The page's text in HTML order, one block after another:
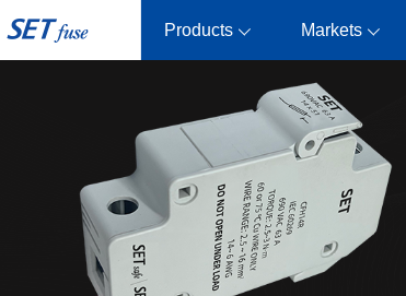
Products Markets